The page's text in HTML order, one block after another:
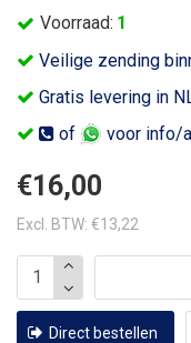
Veilige zending
Gratis levering in
of
voor info/
Voorraad: 1
€16,00
Excl. BTW: €13,22
Direct bestellen